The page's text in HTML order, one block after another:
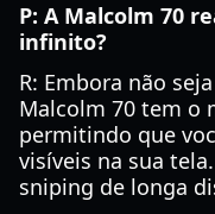
P: A Malcolm 70
infinito?
R: Embora não
Malcolm 70 tem o
permitindo que
visíveis na sua
sniping de longa